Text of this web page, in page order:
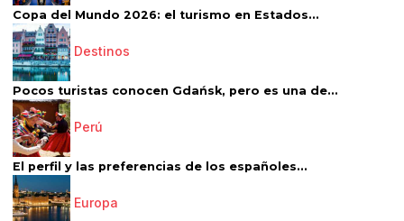
Copa del Mundo 2026: el turismo en Estados...
Destinos
Pocos turistas conocen Gdańsk, pero es una de...
Perú
El perfil y las preferencias de los españoles...
Europa